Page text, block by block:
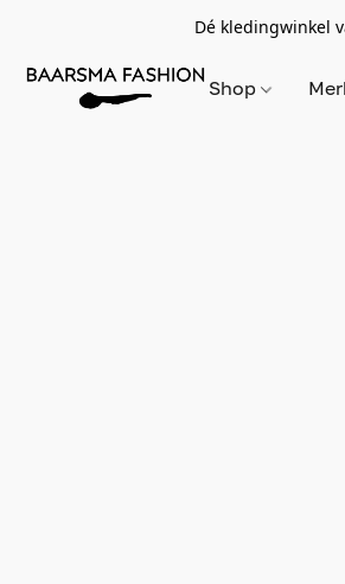
Dé kledingwinkel
Shop